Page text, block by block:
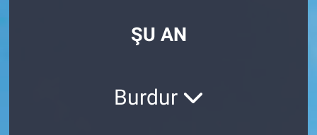
ŞU AN
Burdur